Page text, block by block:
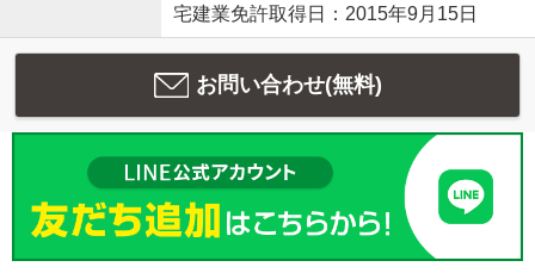
宅建業免許取得日：2015年9月15日
お問い合わせ(無料)